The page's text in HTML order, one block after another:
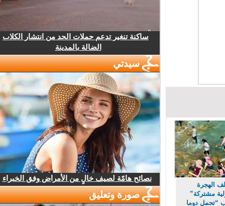
الهجرة
مشتركة”
دوما
ساكنة تنغير تدعم حملات الحد من انتشار الكلاب
الضالة بالمدينة
سيدتي
نصائح هامّة لصيف خالٍ من الأمراض وفق الخبراء
صورة وتعليق